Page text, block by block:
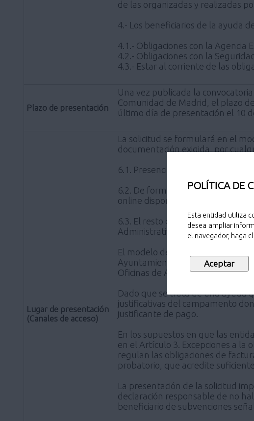
POLÍTICA DE
Esta entidad utiliza
desea ampliar
el navegador, haga
de las organizadas y realizadas
4.- Los beneficiarios de la ayuda
4.1.- Obligaciones con la Agencia
4.2.- Obligaciones con la Seguridad
4.3.- Estar al corriente de las
Plazo de presentación
Una vez publicada la
Comunidad de Madrid, el plazo
último día de presentación el 10
Lugar de presentación
(Canales de acceso)
La solicitud se formulará en el
documentación exigida, por
6.1. Presencialmente en
6.2. De forma telemática a
online disponible en el botón
6.3. El resto de procedimientos
Administrativo Común.
El modelo de solicitud estará
Ayuntamiento de Pozuelo de
Oficinas de Atención al
Dado que se trata de una ayuda
justificativas del campamento
justificante de pago.
En los supuestos en que las
en el Artículo 3. Excepciones a la
regulan las obligaciones de
probatorio, que acredite
La presentación de la solicitud
declaración responsable de no
beneficiario de subvenciones